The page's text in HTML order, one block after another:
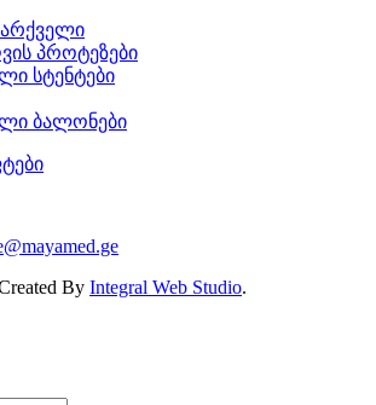
პროტეზები
სტენტები
ბალონები
By Integral Web Studio.